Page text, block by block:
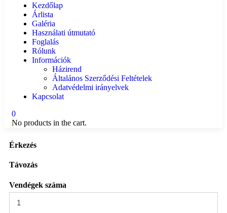
Kezdőlap
Árlista
Galéria
Használati útmutató
Foglalás
Rólunk
Információk
Házirend
Általános Szerződési Feltételek
Adatvédelmi irányelvek
Kapcsolat
0
No products in the cart.
Érkezés
Távozás
Vendégek száma